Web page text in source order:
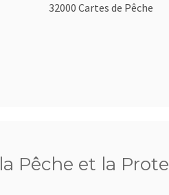
32000 Cartes de Pêche
Pêche et la